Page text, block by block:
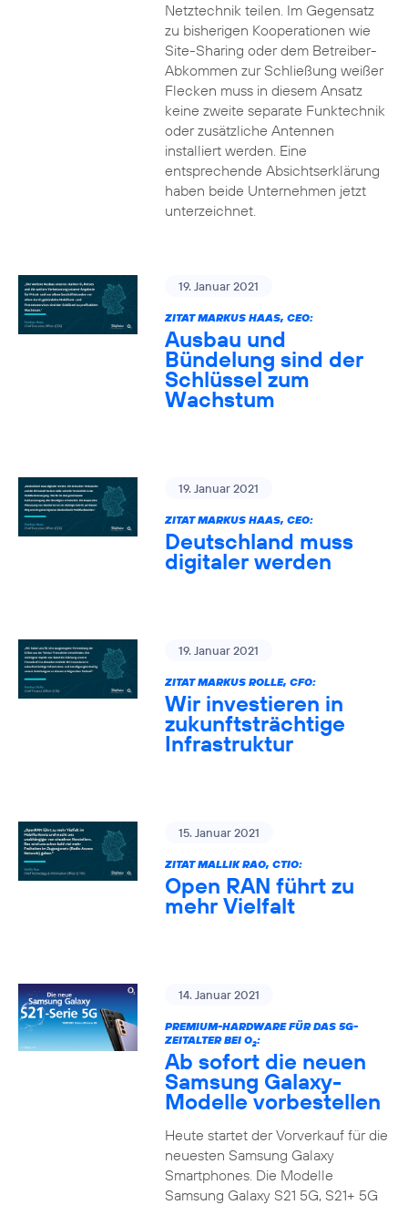
Netztechnik teilen. Im Gegensatz
zu bisherigen Kooperationen wie
Site-Sharing oder dem Betreiber-
Abkommen zur Schließung weißer
Flecken muss in diesem Ansatz
keine zweite separate Funktechnik
oder zusätzliche Antennen
installiert werden. Eine
entsprechende Absichtserklärung
haben beide Unternehmen jetzt
unterzeichnet.
19. Januar 2021
ZITAT MARKUS HAAS, CEO:
Ausbau und
Bündelung sind der
Schlüssel zum
Wachstum
19. Januar 2021
ZITAT MARKUS HAAS, CEO:
Deutschland muss
digitaler werden
19. Januar 2021
ZITAT MARKUS ROLLE, CFO:
Wir investieren in
zukunftsträchtige
Infrastruktur
15. Januar 2021
ZITAT MALLIK RAO, CTIO:
Open RAN führt zu
mehr Vielfalt
14. Januar 2021
PREMIUM-HARDWARE FÜR DAS 5G-
ZEITALTER BEI O2:
Ab sofort die neuen
Samsung Galaxy-
Modelle vorbestellen
Heute startet der Vorverkauf für die
neuesten Samsung Galaxy
Smartphones. Die Modelle
Samsung Galaxy S21 5G, S21+ 5G